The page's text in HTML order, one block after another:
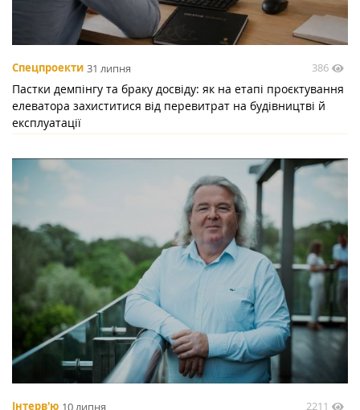
Спецпроекти 31 липня 386
Пастки демпінгу та браку досвіду: як на етапі проєктування
елеватора захиститися від перевитрат на будівництві й
експлуатації
Інтерв'ю 10 липня 2211